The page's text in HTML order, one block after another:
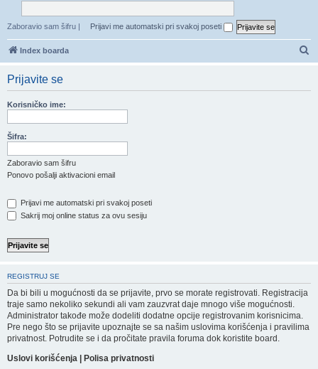
Zaboravio sam šifru | Prijavi me automatski pri svakoj poseti
Index boarda
Prijavite se
Korisničko ime:
Šifra:
Zaboravio sam šifru
Ponovo pošalji aktivacioni email
Prijavi me automatski pri svakoj poseti
Sakrij moj online status za ovu sesiju
REGISTRUJ SE
Da bi bili u mogućnosti da se prijavite, prvo se morate registrovati. Registracija
traje samo nekoliko sekundi ali vam zauzvrat daje mnogo više mogućnosti.
Administrator takođe može dodeliti dodatne opcije registrovanim korisnicima.
Pre nego što se prijavite upoznajte se sa našim uslovima korišćenja i pravilima
privatnost. Potrudite se i da pročitate pravila foruma dok koristite board.
Uslovi korišćenja
Polisa privatnosti